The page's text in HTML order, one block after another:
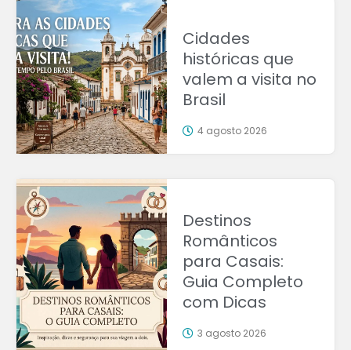
Cidades
históricas que
valem a visita no
Brasil
4 agosto 2026
Destinos
Românticos
para Casais:
Guia Completo
com Dicas
3 agosto 2026